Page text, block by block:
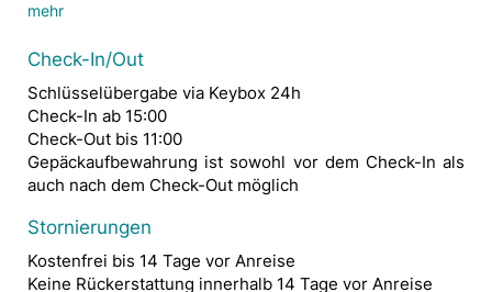
mehr
Check-In/Out
Schlüsselübergabe via Keybox 24h
Check-In ab 15:00
Check-Out bis 11:00
Gepäckaufbewahrung ist sowohl vor dem Check-In als
auch nach dem Check-Out möglich
Stornierungen
Kostenfrei bis 14 Tage vor Anreise
Keine Rückerstattung innerhalb 14 Tage vor Anreise